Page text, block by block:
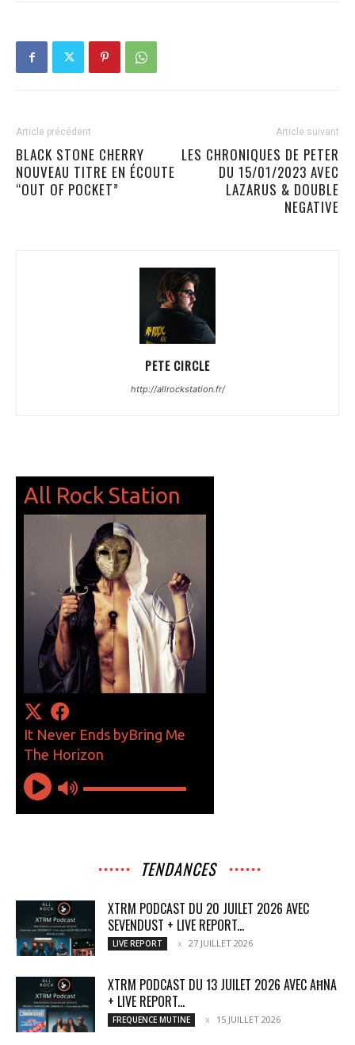
Article précédent
BLACK STONE CHERRY
NOUVEAU TITRE EN ÉCOUTE
“OUT OF POCKET”
Article suivant
LES CHRONIQUES DE PETER
DU 15/01/2023 AVEC
LAZARUS & DOUBLE
NEGATIVE
PETE CIRCLE
http://allrockstation.fr/
TENDANCES
XTRM PODCAST DU 20 JUILET 2026 AVEC
SEVENDUST + LIVE REPORT...
LIVE REPORT 27 JUILLET 2026
XTRM PODCAST DU 13 JUILET 2026 AVEC AĦNA
+ LIVE REPORT...
FREQUENCE MUTINE 15 JUILLET 2026